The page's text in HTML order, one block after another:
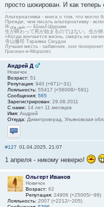
просто шокирован. И как
Альтернативка - книга о том, что могло
Прежде, чем писать альтернативку -
Я-شوروی — šûravî-Шурави
生が終わって死が始まるのではない。生が
«Когда кончается жизнь, смерть не
寺山修司 Тэраяма Сюудзи
Лучшая месть - забвение, оно
Грасиан-и-Моралес
Андрей Д
Новичок
Возраст: 51
Репутация: 940 (+971/−31)
Лояльность: 55417 (+56008/−591)
Сообщения: 565
Зарегистрирован: 29.08.2011
С нами: 14 лет 11 месяцев
Имя: Андрей
Откуда: Димитровград, Ульяновская
Отправить личное
#127 01.04.2025, 21:07
1 апреля - никому неверю!
Ольгерт Иванов
Новичок
Возраст: 62
Репутация: 24906 (+25005/−99)
Лояльность: 2007 (+2212/−205)